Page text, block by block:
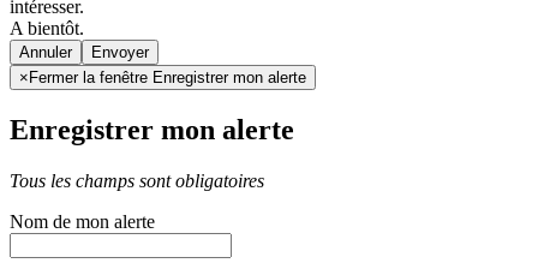
intéresser.
A bientôt.
Annuler
× Fermer la fenêtre Enregistrer mon alerte
Enregistrer mon alerte
Tous les champs sont obligatoires
Nom de mon alerte